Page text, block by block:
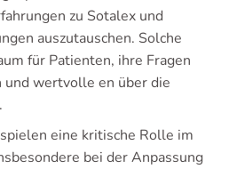
zu Sotalex und
auszutauschen. Solche
für Patienten, ihre Fragen
und wertvolle en über die
eine kritische Rolle im
bei der Anpassung